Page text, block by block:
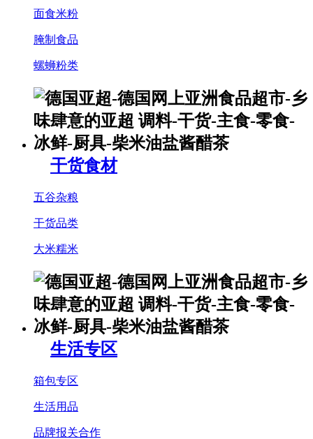
面食米粉
腌制食品
螺蛳粉类
干货食材
五谷杂粮
干货品类
大米糯米
生活专区
箱包专区
生活用品
品牌报关合作